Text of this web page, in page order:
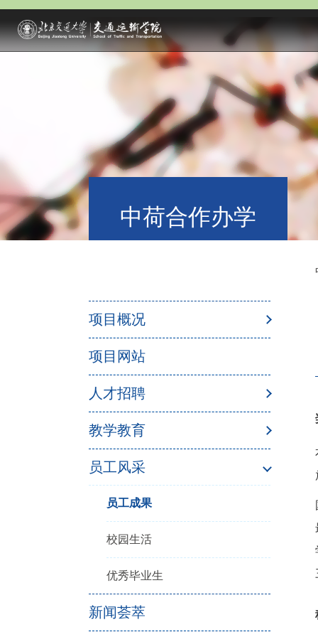
中荷合作办学
项目概况
项目网站
人才招聘
教学教育
员工风采
员工成果
校园生活
优秀毕业生
新闻荟萃